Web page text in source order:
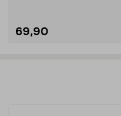
69,90